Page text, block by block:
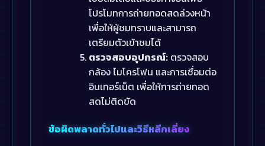
โปรโมทการถ่ายทอดสดล่วงหน้า
เพื่อให้ผู้ชมทราบและสามารถ
เตรียมตัวเข้าชมได้
ตรวจสอบอุปกรณ์: ตรวจสอบ
กล้อง ไมโครโฟน และการเชื่อมต่อ
อินเทอร์เน็ต เพื่อให้การถ่ายทอด
สดไม่ติดขัด
ข้อผิดพลาดทั่วไปและวิธีหลีกเลี่ยง